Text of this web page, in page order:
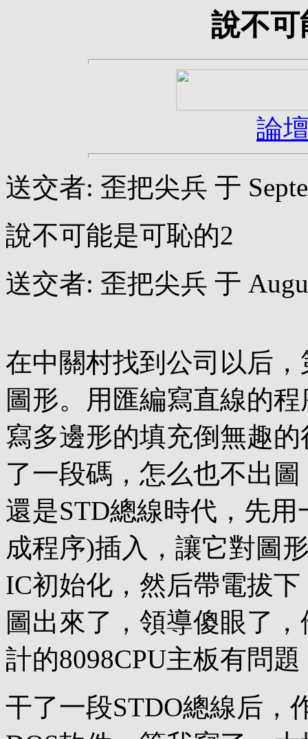
說不可
論
送交者: 歪把尖兵 于
說不可能是可恥的2
送交者: 歪把尖兵 于
在中關村找到公司以后
圖形。用匯編寫直線的程
寫多邊形的填充倒無趣
了一段碼，怎么也不出圖
還是STD總線時代，先
成程序)插入，讓它對圖
IC初始化，然后帶電拔
圖出來了，領導傻眼了，
計的8098CPU主板有問題
干了一段STDO總線后，